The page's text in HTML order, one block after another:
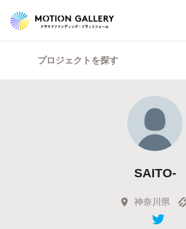
プロジェクトを探す
SAITO-
神奈川県